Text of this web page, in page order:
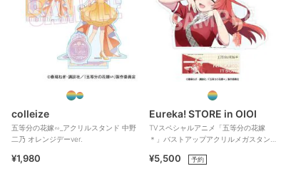
colleize
五等分の花嫁∽_アクリルスタンド 中野
二乃 オレンジデーver.
¥1,980
Eureka! STORE in OIOI
TVスペシャルアニメ「五等分の花嫁
＊」バストアップアクリルメガスタン
¥5,500 予約